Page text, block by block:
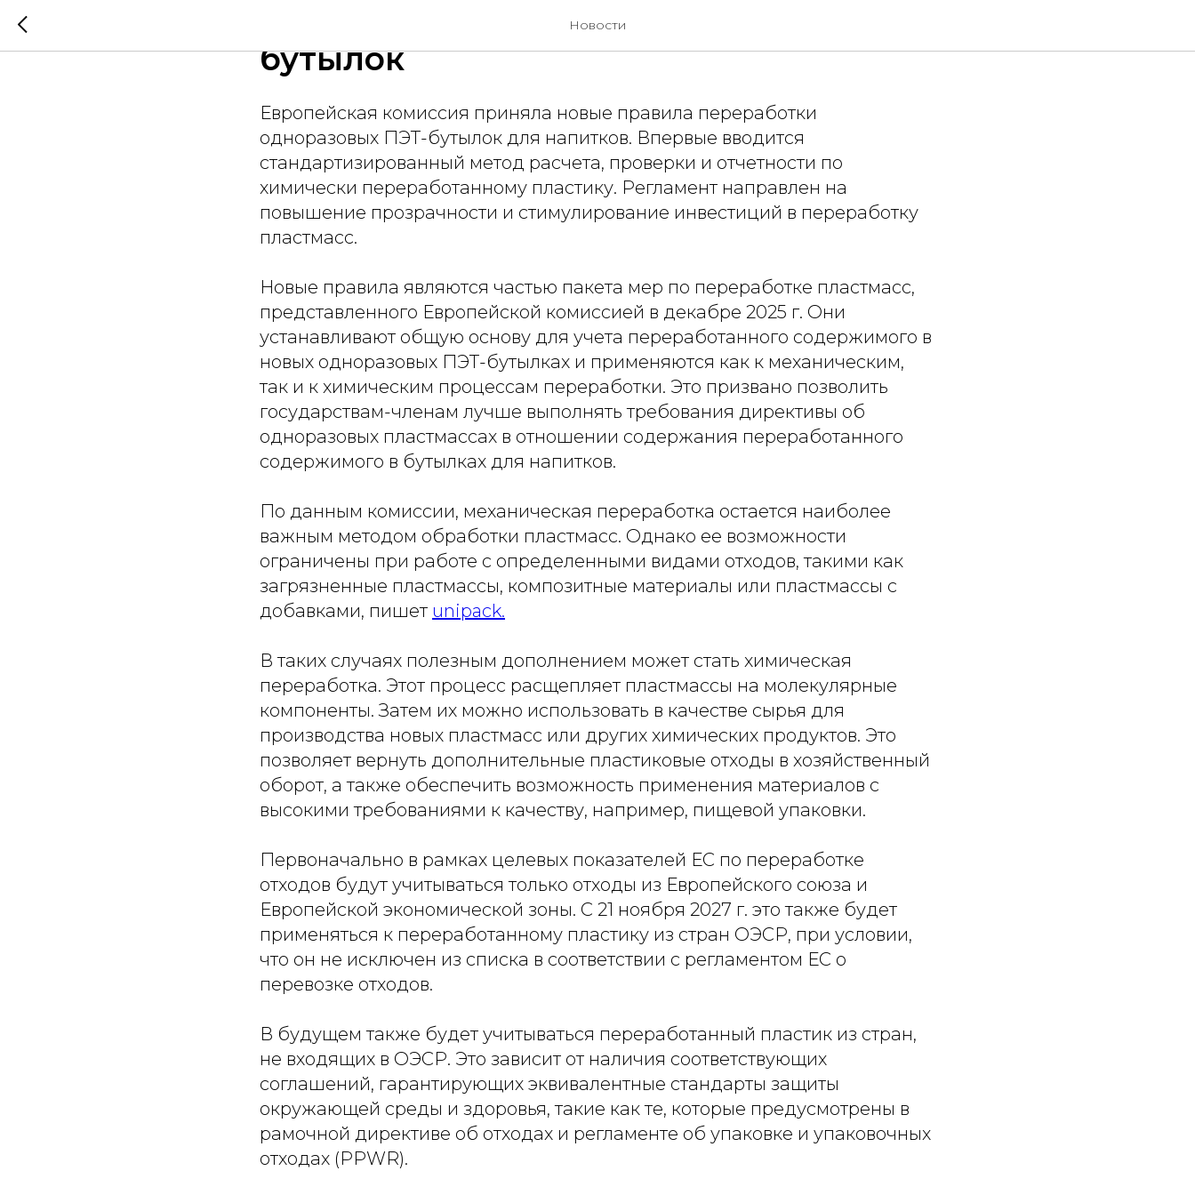
Новости
ЕС уточнил правила переработки ПЭТ-
бутылок
Европейская комиссия приняла новые правила переработки
одноразовых ПЭТ-бутылок для напитков. Впервые вводится
стандартизированный метод расчета, проверки и отчетности по
химически переработанному пластику. Регламент направлен на
повышение прозрачности и стимулирование инвестиций в переработку
пластмасс.
Новые правила являются частью пакета мер по переработке пластмасс,
представленного Европейской комиссией в декабре 2025 г. Они
устанавливают общую основу для учета переработанного содержимого в
новых одноразовых ПЭТ-бутылках и применяются как к механическим,
так и к химическим процессам переработки. Это призвано позволить
государствам-членам лучше выполнять требования директивы об
одноразовых пластмассах в отношении содержания переработанного
содержимого в бутылках для напитков.
По данным комиссии, механическая переработка остается наиболее
важным методом обработки пластмасс. Однако ее возможности
ограничены при работе с определенными видами отходов, такими как
загрязненные пластмассы, композитные материалы или пластмассы с
добавками, пишет unipack.
В таких случаях полезным дополнением может стать химическая
переработка. Этот процесс расщепляет пластмассы на молекулярные
компоненты. Затем их можно использовать в качестве сырья для
производства новых пластмасс или других химических продуктов. Это
позволяет вернуть дополнительные пластиковые отходы в хозяйственный
оборот, а также обеспечить возможность применения материалов с
высокими требованиями к качеству, например, пищевой упаковки.
Первоначально в рамках целевых показателей ЕС по переработке
отходов будут учитываться только отходы из Европейского союза и
Европейской экономической зоны. С 21 ноября 2027 г. это также будет
применяться к переработанному пластику из стран ОЭСР, при условии,
что он не исключен из списка в соответствии с регламентом ЕС о
перевозке отходов.
В будущем также будет учитываться переработанный пластик из стран,
не входящих в ОЭСР. Это зависит от наличия соответствующих
соглашений, гарантирующих эквивалентные стандарты защиты
окружающей среды и здоровья, такие как те, которые предусмотрены в
рамочной директиве об отходах и регламенте об упаковке и упаковочных
отходах (PPWR).